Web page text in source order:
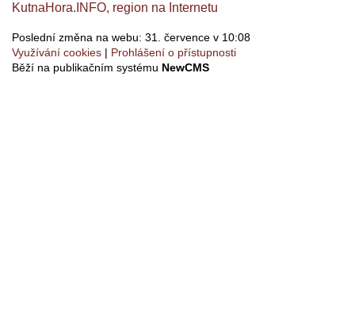
KutnaHora.INFO, region na Internetu
Poslední změna na webu: 31. července v 10:08
Využívání cookies
Prohlášení o přístupnosti
Běží na publikačním systému NewCMS